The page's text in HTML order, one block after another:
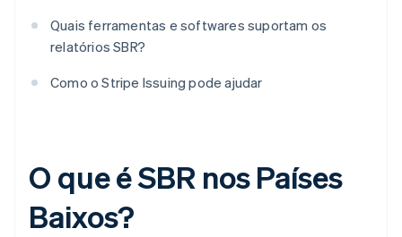
Quais ferramentas e softwares suportam os
relatórios SBR?
Como o Stripe Issuing pode ajudar
O que é SBR nos Países
Baixos?